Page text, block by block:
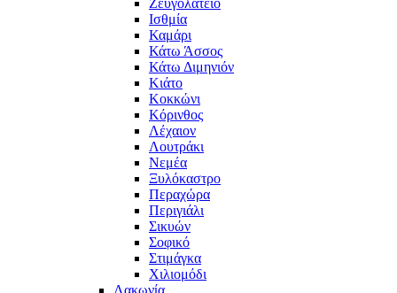
Ισθμία
Καμάρι
Κάτω Άσσος
Κάτω Διμηνιόν
Κιάτο
Κοκκώνι
Κόρινθος
Λέχαιον
Λουτράκι
Νεμέα
Ξυλόκαστρο
Περαχώρα
Περιγιάλι
Σικυών
Σοφικό
Στιμάγκα
Χιλιομόδι
Λακωνία